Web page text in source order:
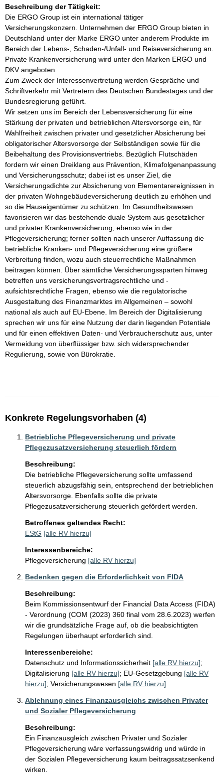
Beschreibung der Tätigkeit:
Die ERGO Group ist ein international tätiger
Versicherungskonzern. Unternehmen der ERGO Group bieten in
Deutschland unter der Marke ERGO unter anderem Produkte im
Bereich der Lebens-, Schaden-/Unfall- und Reiseversicherung an.
Private Krankenversicherung wird unter den Marken ERGO und
DKV angeboten.
Zum Zweck der Interessenvertretung werden Gespräche und
Schriftverkehr mit Vertretern des Deutschen Bundestages und der
Bundesregierung geführt.
Wir setzen uns im Bereich der Lebensversicherung für eine
Stärkung der privaten und betrieblichen Altersvorsorge ein, für
Wahlfreiheit zwischen privater und gesetzlicher Absicherung bei
obligatorischer Altersvorsorge der Selbständigen sowie für die
Beibehaltung des Provisionsvertriebs. Bezüglich Flutschäden
fordern wir einen Dreiklang aus Prävention, Klimafolgenanpassung
und Versicherungsschutz; dabei ist es unser Ziel, die
Versicherungsdichte zur Absicherung von Elementarereignissen in
der privaten Wohngebäudeversicherung deutlich zu erhöhen und
so die Hauseigentümer zu schützen. Im Gesundheitswesen
favorisieren wir das bestehende duale System aus gesetzlicher
und privater Krankenversicherung, ebenso wie in der
Pflegeversicherung; ferner sollten nach unserer Auffassung die
betriebliche Kranken- und Pflegeversicherung eine größere
Verbreitung finden, wozu auch steuerrechtliche Maßnahmen
beitragen können. Über sämtliche Versicherungssparten hinweg
betreffen uns versicherungsvertragsrechtliche und -
aufsichtsrechtliche Fragen, ebenso wie die regulatorische
Ausgestaltung des Finanzmarktes im Allgemeinen – sowohl
national als auch auf EU-Ebene. Im Bereich der Digitalisierung
sprechen wir uns für eine Nutzung der darin liegenden Potentiale
und für einen effektiven Daten- und Verbraucherschutz aus, unter
Vermeidung von überflüssiger bzw. sich widersprechender
Regulierung, sowie von Bürokratie.
Konkrete Regelungsvorhaben (4)
Betriebliche Pflegeversicherung und private
Pflegezusatzversicherung steuerlich fördern
Beschreibung:
Die betriebliche Pflegeversicherung sollte umfassend
steuerlich abzugsfähig sein, entsprechend der betrieblichen
Altersvorsorge. Ebenfalls sollte die private
Pflegezusatzversicherung steuerlich gefördert werden.
Betroffenes geltendes Recht:
EStG [alle RV hierzu]
Interessenbereiche:
Pflegeversicherung [alle RV hierzu]
Bedenken gegen die Erforderlichkeit von FIDA
Beschreibung:
Beim Kommissionsentwurf der Financial Data Access (FIDA)
- Verordnung (COM (2023) 360 final vom 28.6.2023) werfen
wir die grundsätzliche Frage auf, ob die beabsichtigten
Regelungen überhaupt erforderlich sind.
Interessenbereiche:
Datenschutz und Informationssicherheit [alle RV hierzu];
Digitalisierung [alle RV hierzu]; EU-Gesetzgebung [alle RV
hierzu]; Versicherungswesen [alle RV hierzu]
Ablehnung eines Finanzausgleichs zwischen Privater
und Sozialer Pflegeversicherung
Beschreibung:
Ein Finanzausgleich zwischen Privater und Sozialer
Pflegeversicherung wäre verfassungswidrig und würde in
der Sozialen Pflegeversicherung kaum beitragssatzsenkend
wirken.